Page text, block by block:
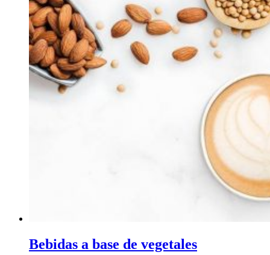
Bebidas a base de vegetales